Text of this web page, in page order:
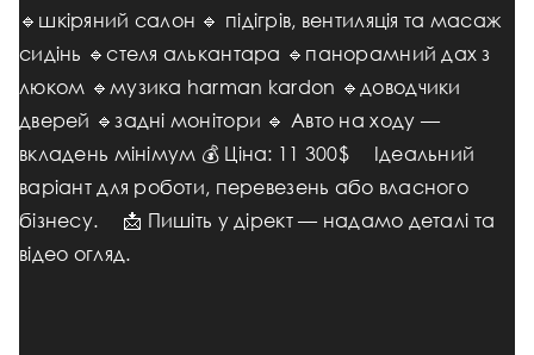
🔹шкіряний салон 🔹 підігрів, вентиляція та масаж
сидінь 🔹стеля алькантара 🔹панорамний дах з
люком 🔹музика harman kardon 🔹доводчики
дверей 🔹задні монітори 🔹 Авто на ходу —
вкладень мінімум 💰 Ціна: 11 300$ ⠀ Ідеальний
варіант для роботи, перевезень або власного
бізнесу. ⠀ 📩 Пишіть у дірект — надамо деталі та
відео огляд.